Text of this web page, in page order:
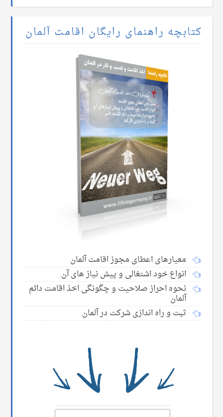
کتابچه راهنمای رایگان اقامت آلمان
معیارهای اعطای مجوز اقامت آلمان
انواع خود اشتغالی و پیش نیاز های آن
نحوه احراز صلاحیت و چگونگی اخذ اقامت دائم
آلمان
ثبت و راه اندازی شرکت در آلمان